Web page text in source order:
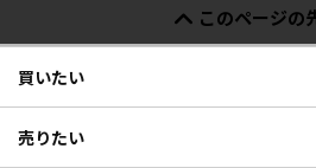
このページの
買いたい
売りたい